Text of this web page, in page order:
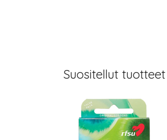
Suositellut tuotteet